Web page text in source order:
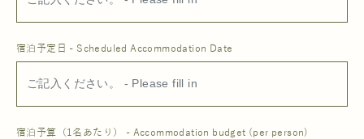
宿泊予定日 - Scheduled Accommodation Date
宿泊予算（1名あたり） - Accommodation budget (per person)